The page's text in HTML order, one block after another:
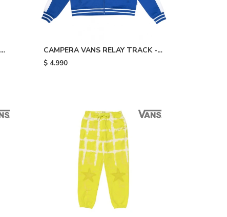
CAMPERA VANS RELAY TRACK -
Blue/white
$ 4.990